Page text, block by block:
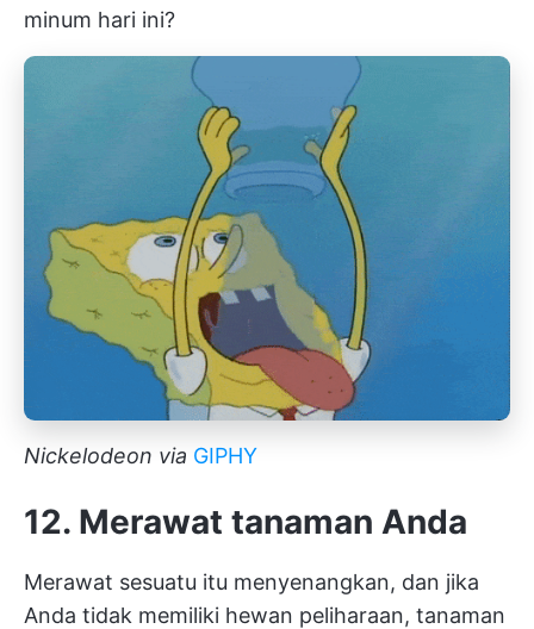
minum hari ini?
Nickelodeon via GIPHY
12. Merawat tanaman Anda
Merawat sesuatu itu menyenangkan, dan jika
Anda tidak memiliki hewan peliharaan, tanaman